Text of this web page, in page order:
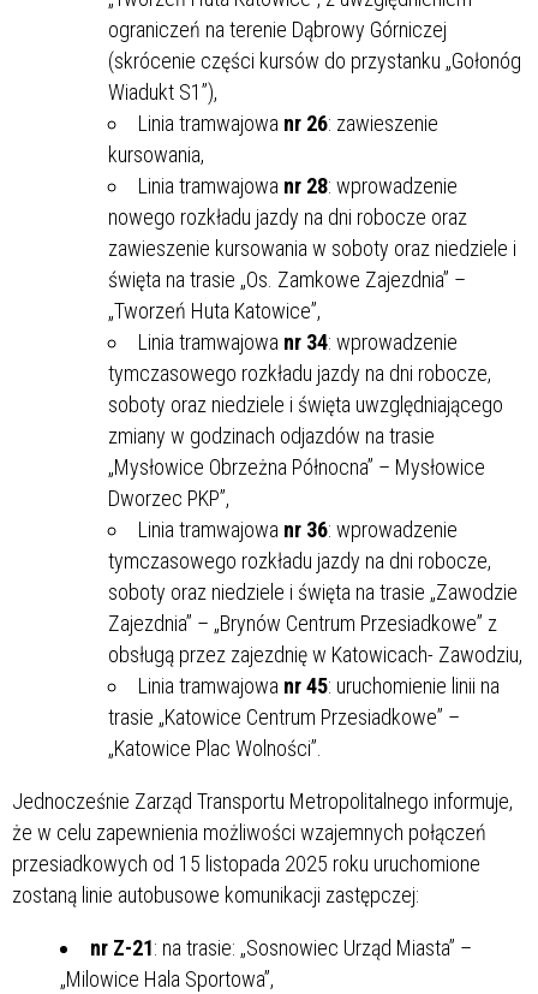
ograniczeń na terenie Dąbrowy Górniczej
(skrócenie części kursów do przystanku „Gołonóg
Wiadukt S1”),
Linia tramwajowa nr 26: zawieszenie
kursowania,
Linia tramwajowa nr 28: wprowadzenie
nowego rozkładu jazdy na dni robocze oraz
zawieszenie kursowania w soboty oraz niedziele i
święta na trasie „Os. Zamkowe Zajezdnia” –
„Tworzeń Huta Katowice”,
Linia tramwajowa nr 34: wprowadzenie
tymczasowego rozkładu jazdy na dni robocze,
soboty oraz niedziele i święta uwzględniającego
zmiany w godzinach odjazdów na trasie
„Mysłowice Obrzeżna Północna” – Mysłowice
Dworzec PKP”,
Linia tramwajowa nr 36: wprowadzenie
tymczasowego rozkładu jazdy na dni robocze,
soboty oraz niedziele i święta na trasie „Zawodzie
Zajezdnia” – „Brynów Centrum Przesiadkowe” z
obsługą przez zajezdnię w Katowicach- Zawodziu,
Linia tramwajowa nr 45: uruchomienie linii na
trasie „Katowice Centrum Przesiadkowe” –
„Katowice Plac Wolności”.
Jednocześnie Zarząd Transportu Metropolitalnego informuje,
że w celu zapewnienia możliwości wzajemnych połączeń
przesiadkowych od 15 listopada 2025 roku uruchomione
zostaną linie autobusowe komunikacji zastępczej:
nr Z-21: na trasie: „Sosnowiec Urząd Miasta” –
„Milowice Hala Sportowa”,